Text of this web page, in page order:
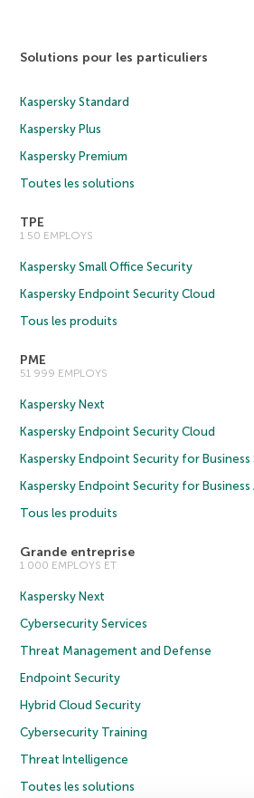
Solutions pour les particuliers
Kaspersky Standard
Kaspersky Plus
Kaspersky Premium
Toutes les solutions
TPE
1 50 EMPLOYS
Kaspersky Small Office Security
Kaspersky Endpoint Security Cloud
Tous les produits
PME
51 999 EMPLOYS
Kaspersky Next
Kaspersky Endpoint Security Cloud
Kaspersky Endpoint Security for Business
Kaspersky Endpoint Security for Business
Tous les produits
Grande entreprise
1 000 EMPLOYS ET
Kaspersky Next
Cybersecurity Services
Threat Management and Defense
Endpoint Security
Hybrid Cloud Security
Cybersecurity Training
Threat Intelligence
Toutes les solutions